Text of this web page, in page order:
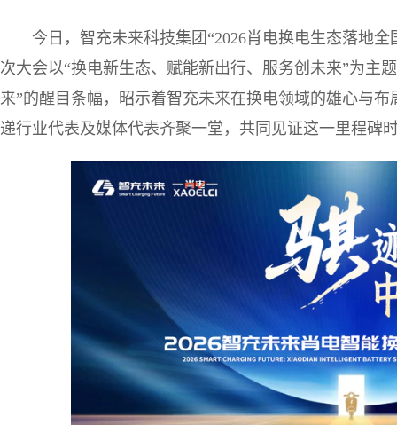
今日，智充未来科技集团“2026肖电换电生态落地
次大会以“换电新生态、赋能新出行、服务创未来”为主
来”的醒目条幅，昭示着智充未来在换电领域的雄心与
递行业代表及媒体代表齐聚一堂，共同见证这一里程碑